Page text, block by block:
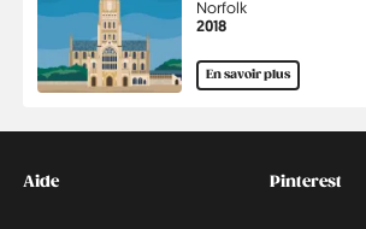
Région
Norfolk
Année
2018
En savoir plus
Kontakt
Aide
Social
Pinterest